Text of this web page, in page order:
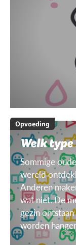
Opvoeding
Welk
Sommige
wereld
Anderen
wat niet. De
gezin
worden
kinderen, van